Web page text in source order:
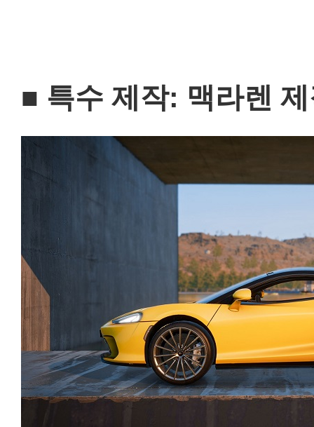
■ 특수 제작: 맥라렌